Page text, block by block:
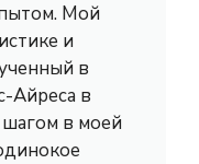
Мой
и
в
Айреса в
в моей